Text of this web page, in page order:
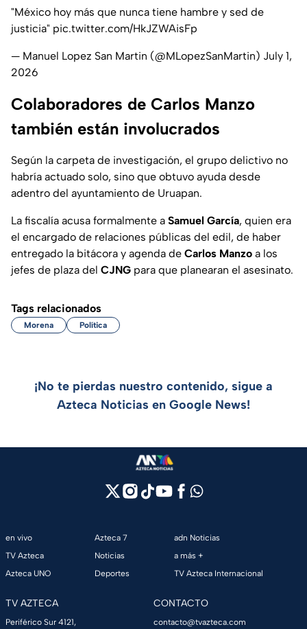
"México hoy más que nunca tiene hambre y sed de
justicia" pic.twitter.com/HkJZWAisFp
— Manuel Lopez San Martin (@MLopezSanMartin) July 1,
2026
Colaboradores de Carlos Manzo
también están involucrados
Según la carpeta de investigación, el grupo delictivo no
habría actuado solo, sino que obtuvo ayuda desde
adentro del ayuntamiento de Uruapan.
La fiscalía acusa formalmente a Samuel García, quien era
el encargado de relaciones públicas del edil, de haber
entregado la bitácora y agenda de Carlos Manzo a los
jefes de plaza del CJNG para que planearan el asesinato.
Tags relacionados
Morena Política
¡No te pierdas nuestro contenido, sigue a
Azteca Noticias en Google News!
en vivo
TV Azteca
Azteca UNO
Azteca 7
Noticias
Deportes
adn Noticias
a más +
TV Azteca Internacional
TV AZTECA
Periférico Sur 4121,
CONTACTO
contacto@tvazteca.com